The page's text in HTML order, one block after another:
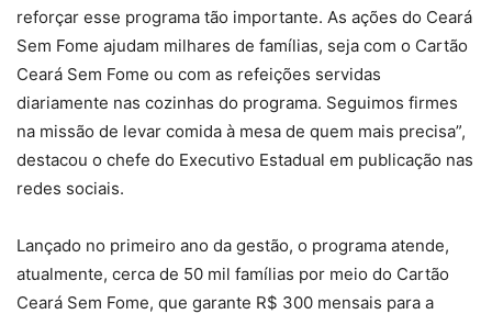
reforçar esse programa tão importante. As ações do Ceará
Sem Fome ajudam milhares de famílias, seja com o Cartão
Ceará Sem Fome ou com as refeições servidas
diariamente nas cozinhas do programa. Seguimos firmes
na missão de levar comida à mesa de quem mais precisa”,
destacou o chefe do Executivo Estadual em publicação nas
redes sociais.
Lançado no primeiro ano da gestão, o programa atende,
atualmente, cerca de 50 mil famílias por meio do Cartão
Ceará Sem Fome, que garante R$ 300 mensais para a